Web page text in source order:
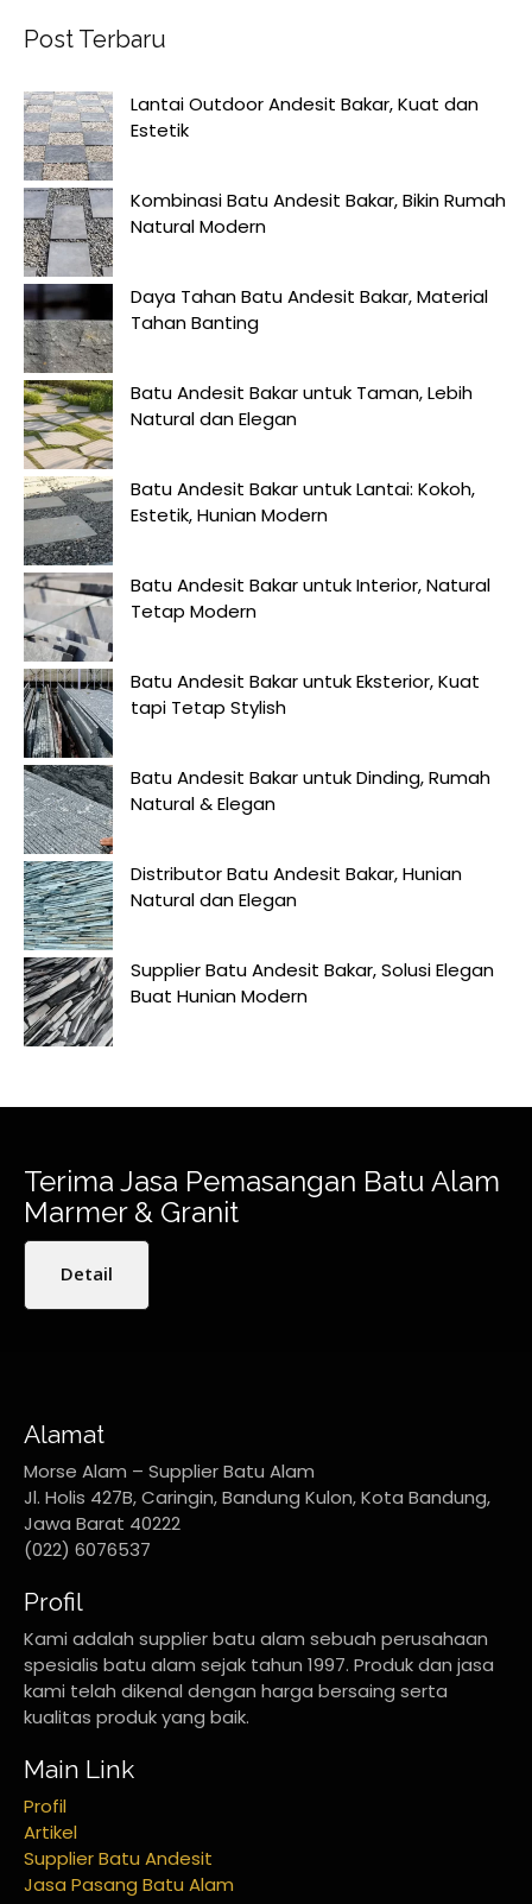
Post Terbaru
Lantai Outdoor Andesit Bakar, Kuat dan
Estetik
Kombinasi Batu Andesit Bakar, Bikin Rumah
Natural Modern
Daya Tahan Batu Andesit Bakar, Material
Tahan Banting
Batu Andesit Bakar untuk Taman, Lebih
Natural dan Elegan
Batu Andesit Bakar untuk Lantai: Kokoh,
Estetik, Hunian Modern
Batu Andesit Bakar untuk Interior, Natural
Tetap Modern
Batu Andesit Bakar untuk Eksterior, Kuat
tapi Tetap Stylish
Batu Andesit Bakar untuk Dinding, Rumah
Natural & Elegan
Distributor Batu Andesit Bakar, Hunian
Natural dan Elegan
Supplier Batu Andesit Bakar, Solusi Elegan
Buat Hunian Modern
Terima Jasa Pemasangan Batu Alam
Marmer & Granit
Detail
Alamat
Morse Alam – Supplier Batu Alam
Jl. Holis 427B, Caringin, Bandung Kulon, Kota Bandung,
Jawa Barat 40222
(022) 6076537
Profil
Kami adalah supplier batu alam sebuah perusahaan
spesialis batu alam sejak tahun 1997. Produk dan jasa
kami telah dikenal dengan harga bersaing serta
kualitas produk yang baik.
Main Link
Profil
Artikel
Supplier Batu Andesit
Jasa Pasang Batu Alam